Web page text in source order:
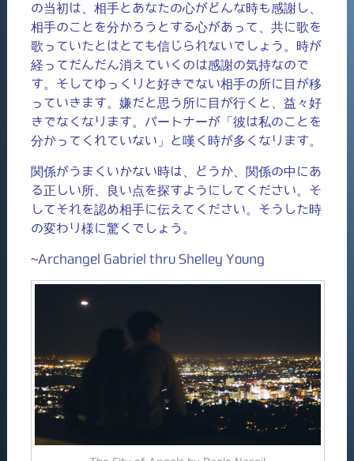
の当初は、相手とあなたの心がどんな時も感謝し、
相手のことを分かろうとする心があって、共に歌を
歌っていたとはとても信じられないでしょう。時が
経ってだんだん消えていくのは感謝の気持なので
す。そしてゆっくりと好きでない相手の所に目が移
っていきます。嫌だと思う所に目が行くと、益々好
きでなくなります。パートナーが「彼は私のことを
分かってくれていない」と嘆く時が多くなります。
関係がうまくいかない時は、どうか、関係の中にあ
る正しい所、良い点を探すようにしてください。そ
してそれを認め相手に伝えてください。そうした時
の変わり様に驚くでしょう。
~Archangel Gabriel thru Shelley Young